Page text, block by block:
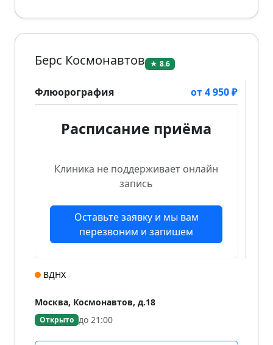
Берс Космонавтов ★ 8.6
Флюорография от 4 950 ₽
Расписание приёма
Клиника не поддерживает онлайн
запись
Оставьте заявку и мы вам
перезвоним и запишем
ВДНХ
Москва, Космонавтов, д.18
Открыто до 21:00